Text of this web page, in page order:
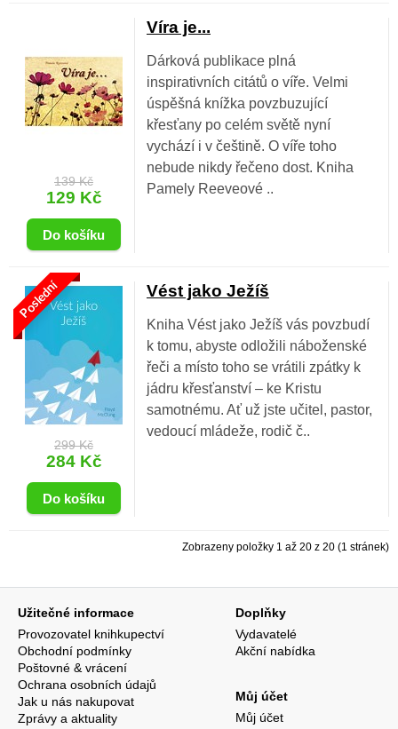
139 Kč
129 Kč
Víra je...
Dárková publikace plná
inspirativních citátů o víře. Velmi
úspěšná knížka povzbuzující
křesťany po celém světě nyní
vychází i v češtině. O víře toho
nebude nikdy řečeno dost. Kniha
Pamely Reeveové ..
Poslední
299 Kč
284 Kč
Vést jako Ježíš
Kniha Vést jako Ježíš vás povzbudí
k tomu, abyste odložili náboženské
řeči a místo toho se vrátili zpátky k
jádru křesťanství – ke Kristu
samotnému. Ať už jste učitel, pastor,
vedoucí mládeže, rodič č..
Zobrazeny položky 1 až 20 z 20 (1 stránek)
Užitečné informace
Provozovatel knihkupectví
Obchodní podmínky
Poštovné & vrácení
Ochrana osobních údajů
Jak u nás nakupovat
Zprávy a aktuality
Doplňky
Vydavatelé
Akční nabídka
Můj účet
Můj účet